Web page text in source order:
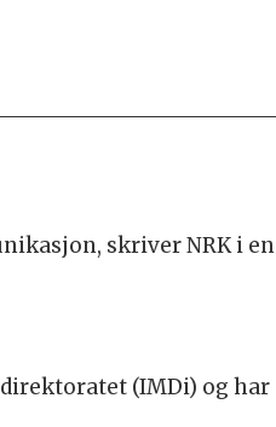
skriver NRK i en
(IMDi) og har